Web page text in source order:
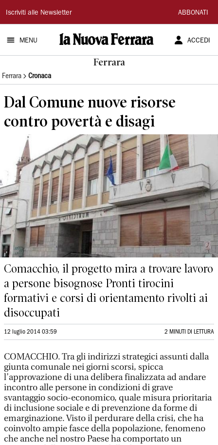
La
Nuova
Ferrara
Iscriviti alle Newsletter ABBONATI
MENU ACCEDI
Ferrara
Ferrara Cronaca
Dal Comune nuove risorse
contro povertà e disagi
Comacchio, il progetto mira a trovare lavoro
a persone bisognose Pronti tirocini
formativi e corsi di orientamento rivolti ai
disoccupati
12 luglio 2014 03:59 2 MINUTI DI LETTURA
COMACCHIO. Tra gli indirizzi strategici assunti dalla
giunta comunale nei giorni scorsi, spicca
l’approvazione di una delibera finalizzata ad andare
incontro alle persone in condizioni di grave
svantaggio socio-economico, quale misura prioritaria
di inclusione sociale e di prevenzione da forme di
emarginazione. Visto il perdurare della crisi, che ha
coinvolto ampie fasce della popolazione, fenomeno
che anche nel nostro Paese ha comportato un